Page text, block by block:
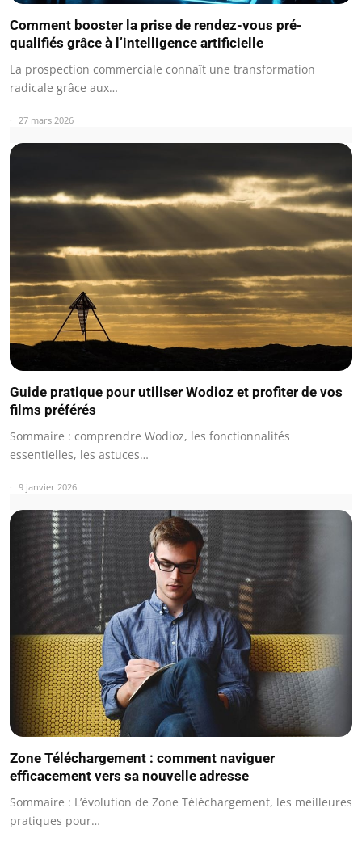
Comment booster la prise de rendez-vous pré-
qualifiés grâce à l’intelligence artificielle
La prospection commerciale connaît une transformation
radicale grâce aux…
27 mars 2026
Guide pratique pour utiliser Wodioz et profiter de vos
films préférés
Sommaire : comprendre Wodioz, les fonctionnalités
essentielles, les astuces…
9 janvier 2026
Zone Téléchargement : comment naviguer
efficacement vers sa nouvelle adresse
Sommaire : L’évolution de Zone Téléchargement, les meilleures
pratiques pour…